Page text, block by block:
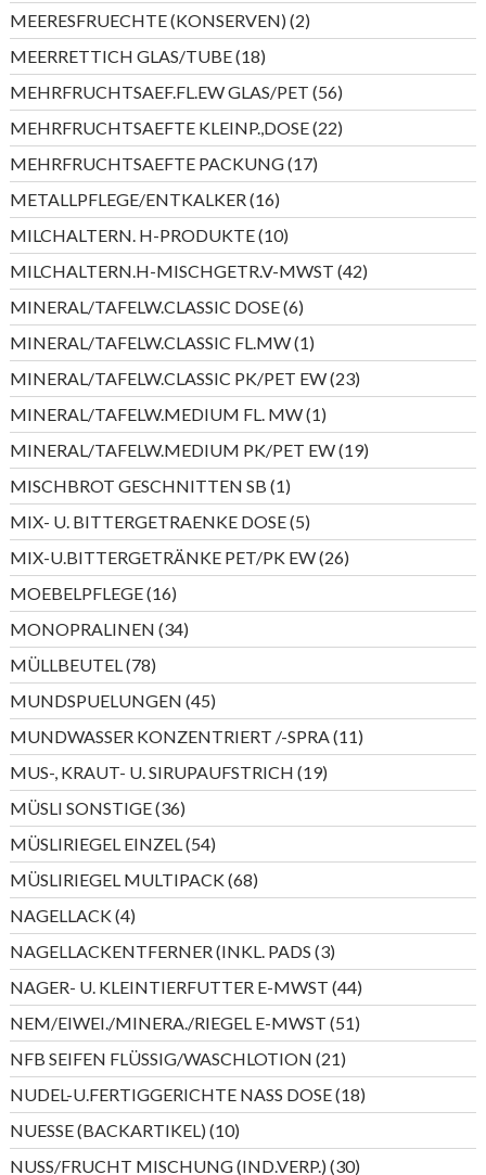
Produkte
MEERESFRUECHTE (KONSERVEN) 22
Produkte
MEERRETTICH GLAS/TUBE 1818
Produkte
MEHRFRUCHTSAEF.FL.EW GLAS/PET 5656
Produkte
MEHRFRUCHTSAEFTE KLEINP.,DOSE 2222
Produkte
MEHRFRUCHTSAEFTE PACKUNG 1717
Produkte
METALLPFLEGE/ENTKALKER 1616
Produkte
MILCHALTERN. H-PRODUKTE 1010
Produkte
MILCHALTERN.H-MISCHGETR.V-MWST 4242
Produkte
MINERAL/TAFELW.CLASSIC DOSE 66
Produkte
MINERAL/TAFELW.CLASSIC FL.MW 11
Produkt
MINERAL/TAFELW.CLASSIC PK/PET EW 2323
Produkte
MINERAL/TAFELW.MEDIUM FL. MW 11
Produkt
MINERAL/TAFELW.MEDIUM PK/PET EW 1919
Produkte
MISCHBROT GESCHNITTEN SB 11
Produkt
MIX- U. BITTERGETRAENKE DOSE 55
Produkte
MIX-U.BITTERGETRÄNKE PET/PK EW 2626
Produkte
MOEBELPFLEGE 1616
Produkte
MONOPRALINEN 3434
Produkte
MÜLLBEUTEL 7878
Produkte
MUNDSPUELUNGEN 4545
Produkte
MUNDWASSER KONZENTRIERT /-SPRA 1111
Produkte
MUS-, KRAUT- U. SIRUPAUFSTRICH 1919
Produkte
MÜSLI SONSTIGE 3636
Produkte
MÜSLIRIEGEL EINZEL 5454
Produkte
MÜSLIRIEGEL MULTIPACK 6868
Produkte
NAGELLACK 44
Produkte
NAGELLACKENTFERNER (INKL. PADS 33
Produkte
NAGER- U. KLEINTIERFUTTER E-MWST 4444
Produkte
NEM/EIWEI./MINERA./RIEGEL E-MWST 5151
Produkte
NFB SEIFEN FLÜSSIG/WASCHLOTION 2121
Produkte
NUDEL-U.FERTIGGERICHTE NASS DOSE 1818
Produkte
NUESSE (BACKARTIKEL) 1010
Produkte
NUSS/FRUCHT MISCHUNG (IND.VERP.) 3030